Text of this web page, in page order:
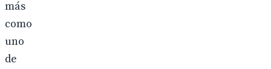
más
como
uno
de